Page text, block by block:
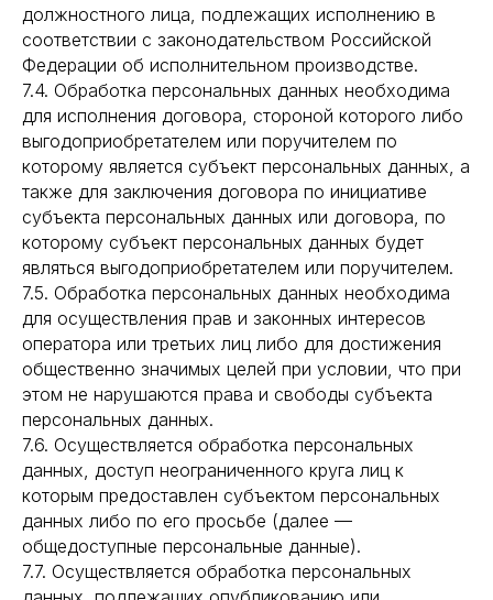
должностного лица, подлежащих исполнению в
соответствии с законодательством Российской
Федерации об исполнительном производстве.
7.4. Обработка персональных данных необходима
для исполнения договора, стороной которого либо
выгодоприобретателем или поручителем по
которому является субъект персональных данных, а
также для заключения договора по инициативе
субъекта персональных данных или договора, по
которому субъект персональных данных будет
являться выгодоприобретателем или поручителем.
7.5. Обработка персональных данных необходима
для осуществления прав и законных интересов
оператора или третьих лиц либо для достижения
общественно значимых целей при условии, что при
этом не нарушаются права и свободы субъекта
персональных данных.
7.6. Осуществляется обработка персональных
данных, доступ неограниченного круга лиц к
которым предоставлен субъектом персональных
данных либо по его просьбе (далее —
общедоступные персональные данные).
7.7. Осуществляется обработка персональных